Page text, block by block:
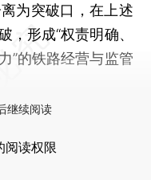
为突破口，在上述
，形成“权责明确、
”的铁路经营与监管
继续阅读
阅读权限